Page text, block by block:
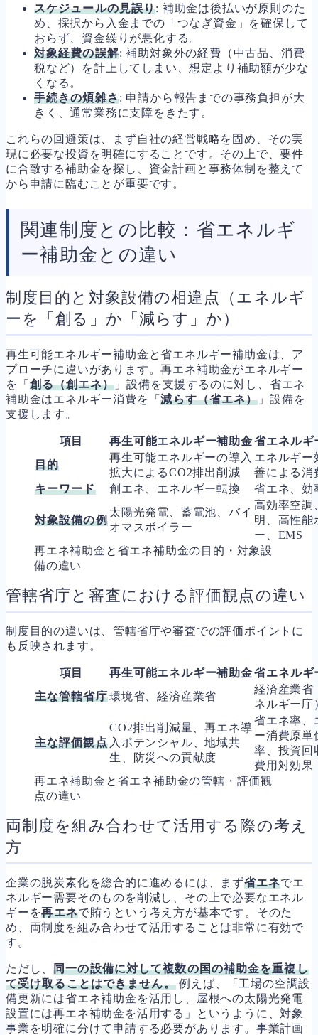
スケジュールの見誤り: 補助金は後払いが原則のた
め、採択から入金までの「つなぎ資金」を確保して
おらず、資金繰りが悪化する。
対象経費の誤解: 補助対象外の経費（中古品、消費
税など）を計上してしまい、想定より補助額が少な
くなる。
手続きの煩雑さ: 申請から報告までの事務負担が大
きく、通常業務に支障をきたす。
これらの回避策は、まず自社の経営戦略を固め、その実
現に必要な投資を明確にすることです。その上で、要件
に合致する補助金を探し、資金計画と事務体制を整えて
から申請に臨むことが重要です。
関連制度との比較：省エネルギ
ー補助金との違い
制度目的と対象設備の相違点（エネルギ
ーを「創る」か「減らす」か）
再生可能エネルギー補助金と省エネルギー補助金は、ア
プローチに違いがあります。再エネ補助金がエネルギー
を「 創る（創エネ） 」設備を支援するのに対し、省エネ
補助金はエネルギー消費を「減らす（省エネ） 」設備を
支援します。
項目 再生可能エネルギー補助金省エネルギ
目的
再生可能エネルギーの導入
拡大によるCO2排出削減
エネルギー
善による消
キーワード
創エネ、エネルギー転換 省エネ、効
対象設備の例
太陽光発電、蓄電池、バイ
オマスボイラー
高効率空調
明、高性能
ー、EMS
再エネ補助金と省エネ補助金の目的・対象設
備の違い
管轄省庁と審査における評価観点の違い
制度目的の違いは、管轄省庁や審査での評価ポイントに
も反映されます。
項目 再生可能エネルギー補助金省エネルギ
主な管轄省庁環境省、経済産業省
経済産業省
ネルギー庁
主な評価観点
CO2排出削減量、再エネ導
入ポテンシャル、地域共
生、防災への貢献度
省エネ率、
ー消費原単
率、投資回
費用対効果
再エネ補助金と省エネ補助金の管轄・評価観
点の違い
両制度を組み合わせて活用する際の考え
方
企業の脱炭素化を総合的に進めるには、まず省エネでエ
ネルギー需要そのものを削減し、その上で必要なエネル
ギーを再エネで賄うという考え方が基本です。そのた
め、両制度を組み合わせて活用することは非常に有効で
す。
ただし、同一の設備に対して複数の国の補助金を重複し
て受け取ることはできません。例えば、「工場の空調設
備更新には省エネ補助金を活用し、屋根への太陽光発電
設置には再エネ補助金を活用する」というように、対象
事業を明確に分けて申請する必要があります。事業計画